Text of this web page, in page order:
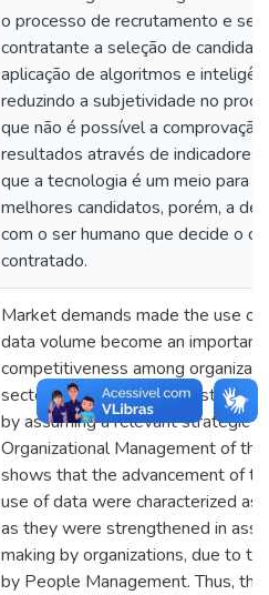
o processo de recrutamento e
contratante a seleção de
aplicação de algoritmos e
reduzindo a subjetividade no
que não é possível a
resultados através de indicadores
que a tecnologia é um meio para
melhores candidatos, porém, a
com o ser humano que decide o
contratado.
Market demands made the use of
data volume become an
competitiveness among
sectors considered
by assuming a relevant strategic
Organizational Management of
shows that the advancement of
use of data were characterized as
as they were strengthened in
making by organizations, due to
by People Management. Thus,